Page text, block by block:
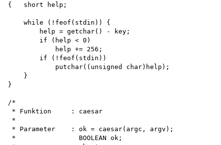
{   short help;
    while (!feof(stdin)) {
        help = getchar() - key;
        if (help < 0)
            help += 256;
        if (!feof(stdin))
            putchar((unsigned char)help);
    }
}
/*
* Funktion     : caesar
*
* Parameter    : ok = caesar(argc, argv);
*                BOOLEAN ok;